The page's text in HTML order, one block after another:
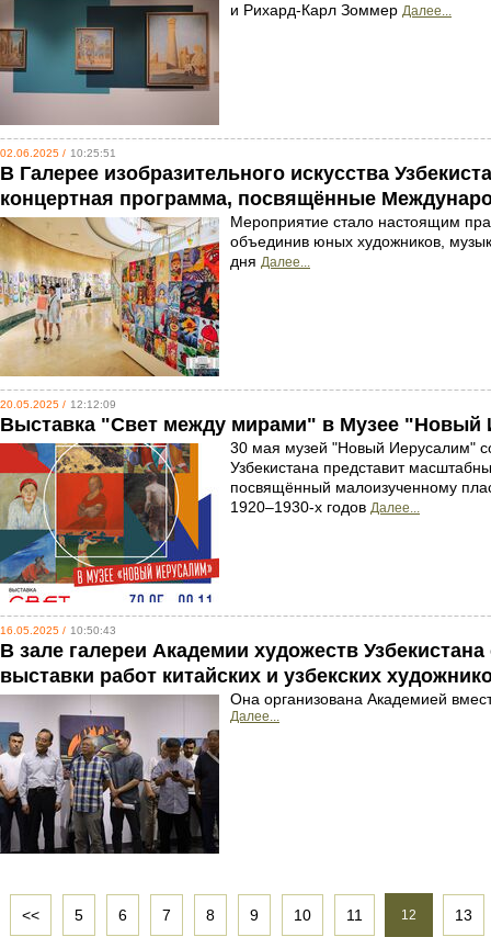
и Рихард-Карл Зоммер Далее...
02.06.2025 / 10:25:51
В Галерее изобразительного искусства
концертная программа, посвящённые
Мероприятие стало настоящим
объединив юных художников,
дня Далее...
20.05.2025 / 12:12:09
Выставка "Свет между мирами" в Музее "Новый
30 мая музей "Новый Иерусалим"
Узбекистана представит
посвящённый малоизученному
1920–1930-х годов Далее...
16.05.2025 / 10:50:43
В зале галереи Академии художеств
выставки работ китайских и узбекских
Она организована Академией
Далее...
<< 5 6 7 8 9 10 11 12 13